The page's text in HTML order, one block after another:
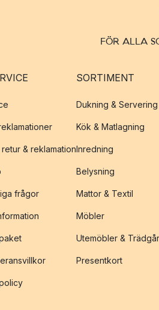
FÖR ALLA
& reklamation
frågor
SORTIMENT
Dukning & Servering
Kök & Matlagning
Inredning
Belysning
Mattor & Textil
Möbler
Utemöbler &
Presentkort